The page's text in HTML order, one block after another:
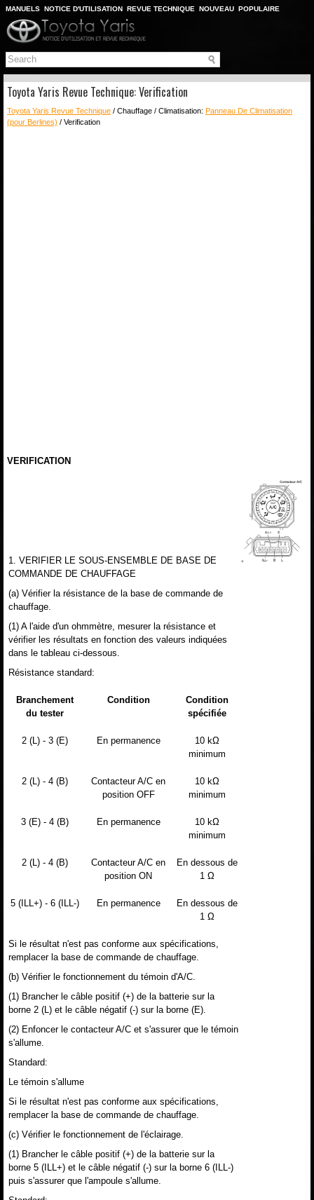
MANUELS NOTICE D'UTILISATION REVUE TECHNIQUE NOUVEAU POPULAIRE
PLAN DU SITE
CHERCHER
Toyota Yaris Revue Technique: Verification
Toyota Yaris Revue Technique / Chauffage / Climatisation: Panneau De Climatisation
(pour Berlines) / Verification
VERIFICATION
1. VERIFIER LE SOUS-ENSEMBLE DE BASE DE
COMMANDE DE CHAUFFAGE
(a) Vérifier la résistance de la base de commande de
chauffage.
(1) A l'aide d'un ohmmètre, mesurer la résistance et
vérifier les résultats en fonction des valeurs indiquées
dans le tableau ci-dessous.
Résistance standard:
Branchement
du tester
Condition
Condition
spécifiée
2 (L) - 3 (E) En permanence
10 kΩ
minimum
2 (L) - 4 (B)
Contacteur A/C en
position OFF
10 kΩ
minimum
3 (E) - 4 (B) En permanence
10 kΩ
minimum
2 (L) - 4 (B)
Contacteur A/C en
position ON
En dessous de
1 Ω
5 (ILL+) - 6 (ILL-) En permanence
En dessous de
1 Ω
Si le résultat n'est pas conforme aux spécifications,
remplacer la base de commande de chauffage.
(b) Vérifier le fonctionnement du témoin d'A/C.
(1) Brancher le câble positif (+) de la batterie sur la
borne 2 (L) et le câble négatif (-) sur la borne (E).
(2) Enfoncer le contacteur A/C et s'assurer que le témoin
s'allume.
Standard:
Le témoin s'allume
Si le résultat n'est pas conforme aux spécifications,
remplacer la base de commande de chauffage.
(c) Vérifier le fonctionnement de l'éclairage.
(1) Brancher le câble positif (+) de la batterie sur la
borne 5 (ILL+) et le câble négatif (-) sur la borne 6 (ILL-)
puis s'assurer que l'ampoule s'allume.